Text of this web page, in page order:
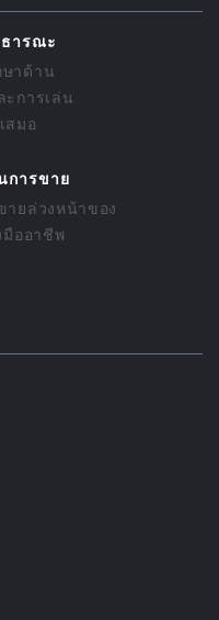
ารณะ
ษาด้าน
การเล่น
สมอ
การขาย
ายล่วงหน้าของ
มืออาชีพ